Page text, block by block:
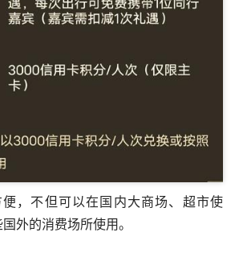
便，不但可以在国内大商场、超市使
外的消费场所使用。